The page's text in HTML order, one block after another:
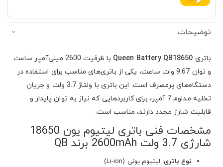
توضیحات
باتری Queen Battery QB18650
با ظرفیت 2600 میلی‌آمپر ساعت
و توان 9.67 وات ساعت، یکی از باتری‌های مناسب برای استفاده در
دستگاه‌های پرمصرف است. این باتری با ولتاژ 3.7 ولت و جریان
تخلیه مداوم 7 آمپر، برای کاربردهایی که نیاز به توان پایدار و
قابلیت شارژ مجدد دارند، مناسب است.
مشخصات فنی باتری لیتیوم یون 18650
شارژی 3.7 ولت 2600mAh برند QB
نوع باتری: لیتیوم یونی (Li-ion)